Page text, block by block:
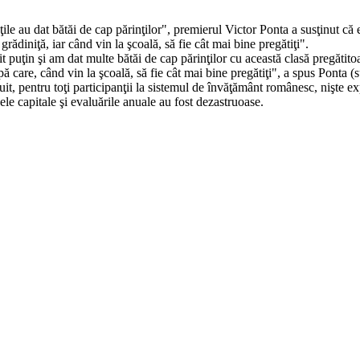
au dat bătăi de cap părinţilor", premierul Victor Ponta a susţinut
iar când vin la şcoală, să fie cât mai bine pregătiţi".
puţin şi am dat multe bătăi de cap părinţilor cu această clasă
care, când vin la şcoală, să fie cât mai bine pregătiţi", a spus Ponta
pentru toţi participanţii la sistemul de învăţământ românesc, nişte
capitale şi evaluările anuale au fost dezastruoase.